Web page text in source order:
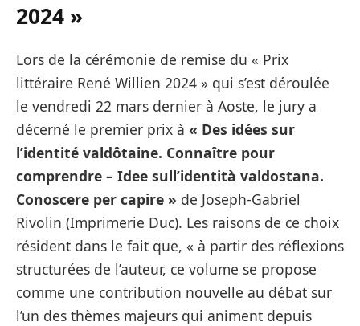
2024 »
Lors de la cérémonie de remise du « Prix
littéraire René Willien 2024 » qui s’est déroulée
le vendredi 22 mars dernier à Aoste, le jury a
décerné le premier prix à « Des idées sur
l’identité valdôtaine. Connaître pour
comprendre – Idee sull’identità valdostana.
Conoscere per capire » de Joseph-Gabriel
Rivolin (Imprimerie Duc). Les raisons de ce choix
résident dans le fait que, « à partir des réflexions
structurées de l’auteur, ce volume se propose
comme une contribution nouvelle au débat sur
l’un des thèmes majeurs qui animent depuis